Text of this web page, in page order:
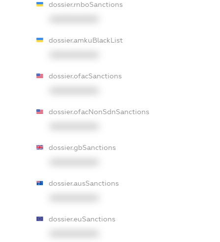
dossier.rnboSanctions
dossier.amkuBlackList
dossier.ofacSanctions
dossier.ofacNonSdnSanctions
dossier.gbSanctions
dossier.ausSanctions
dossier.euSanctions